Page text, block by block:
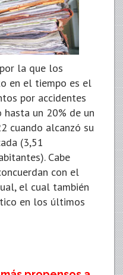
la que los
en el tiempo es el
por accidentes
hasta un 20% de un
cuando alcanzó su
(3,51
Cabe
con el
el cual también
en los últimos